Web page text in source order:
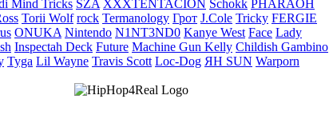
Mind Tricks SZA XXXTENTACION Schokk PHARAOH
Torii Wolf rock Termanology Грот J.Cole Tricky FERGIE
ONUKA Nintendo N1NT3ND0 Kanye West Face Lady
Inspectah Deck Future Machine Gun Kelly Childish Gambino
Tyga Lil Wayne Travis Scott Loc-Dog ЯН SUN Warporn